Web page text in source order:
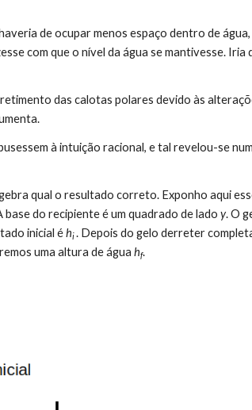
com que o nível da água se mantivesse. Iria
base do recipiente é um quadrado de lado y. O
inicial é hi . Depois do gelo derreter
uma altura de água hf.